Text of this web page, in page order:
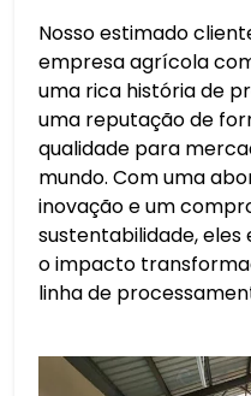
Nosso estimado
empresa agrícola
uma rica história de
uma reputação de
qualidade para
mundo. Com uma
inovação e um
sustentabilidade,
o impacto
linha de